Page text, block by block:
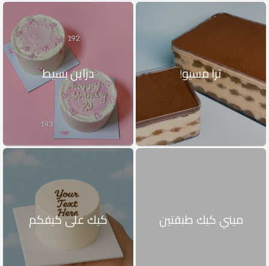
ترا مسيو! دزاين بسيط
ميني كيك طبقتين كيك على كيفكم